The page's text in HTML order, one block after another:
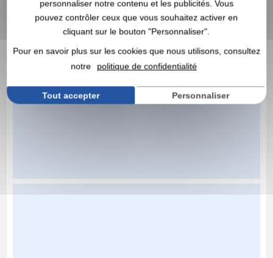
personnaliser notre contenu et les publicités. Vous
pouvez contrôler ceux que vous souhaitez activer en
cliquant sur le bouton "Personnaliser".
Pour en savoir plus sur les cookies que nous utilisons, consultez
notre
politique de confidentialité
Tout accepter Personnaliser